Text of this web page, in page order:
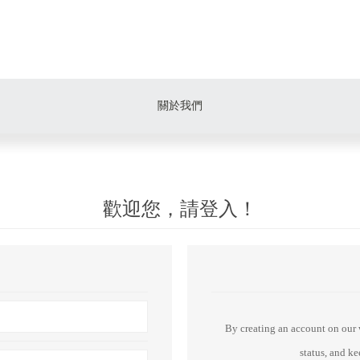
關於我們
歡迎您，請登入！
By creating an account on our
status, and